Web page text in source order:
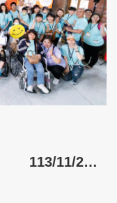
113/11/23-24 兩天一夜苗栗露營幸福之旅